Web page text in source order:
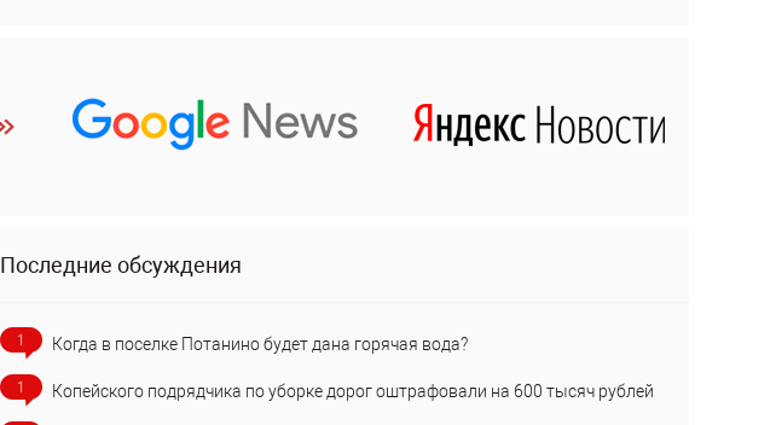
Последние обсуждения
1 Когда в поселке Потанино будет дана горячая вода?
1 Копейского подрядчика по уборке дорог оштрафовали на 600 тысяч рублей